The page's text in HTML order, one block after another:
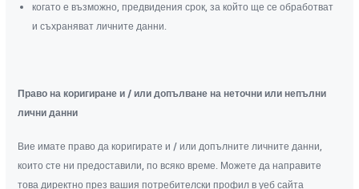
когато е възможно, предвидения срок, за който ще се обработват
и съхраняват личните данни.
Право на коригиране и / или допълване на неточни или непълни
лични данни
Вие имате право да коригирате и / или допълните личните данни,
които сте ни предоставили, по всяко време. Можете да направите
това директно през вашия потребителски профил в уеб сайта